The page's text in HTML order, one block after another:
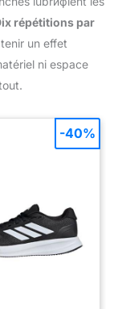
répétitions par
un effet
ni espace
-40%